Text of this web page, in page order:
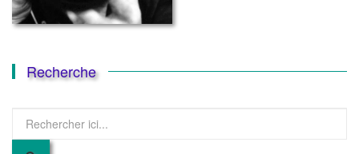
Recherche
pour